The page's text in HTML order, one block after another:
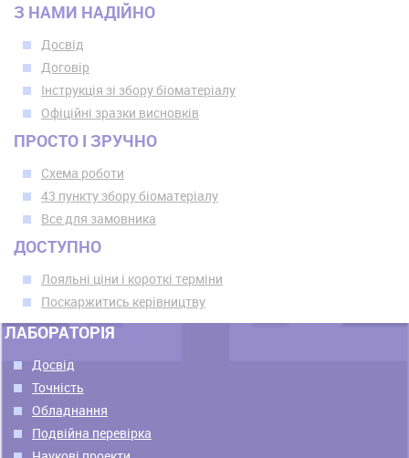
З НАМИ НАДІЙНО
Досвід
Договір
Інструкція зі збору біоматеріалу
Офіційні зразки висновків
ПРОСТО І ЗРУЧНО
Схема роботи
43 пункту збору біоматеріалу
Все для замовника
ДОСТУПНО
Лояльні ціни і короткі терміни
Поскаржитись керівництву
ЛАБОРАТОРІЯ
Досвід
Точність
Обладнання
Подвійна перевірка